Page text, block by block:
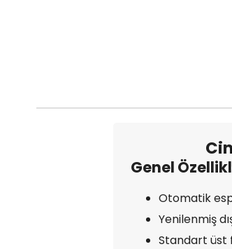
Genel
Otomatik
Yenilenmiş
Standart üst